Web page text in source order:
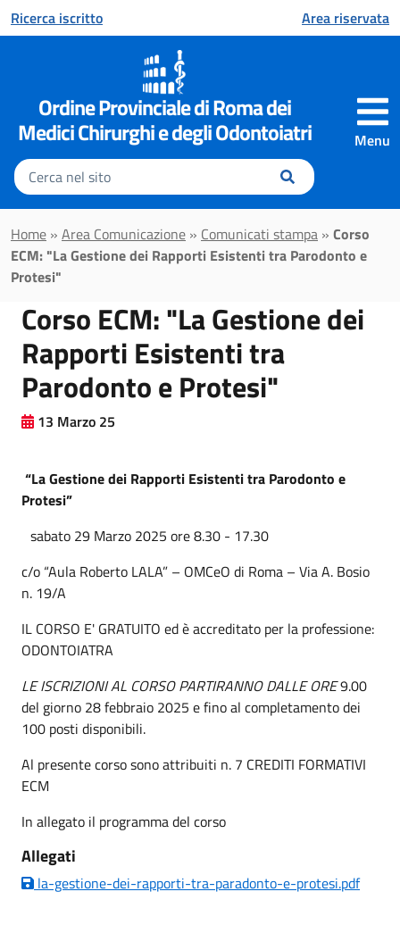
al contenuto principale
Ricerca iscritto Area riservata
Menu
Ordine Provinciale di Roma dei
Medici Chirurghi e degli Odontoiatri
Inserisci
il
testo
da
cercare
Home » Area Comunicazione » Comunicati stampa » Corso
ECM: "La Gestione dei Rapporti Esistenti tra Parodonto e
Protesi"
Corso ECM: "La Gestione dei
Rapporti Esistenti tra
Parodonto e Protesi"
13 Marzo 25
“La Gestione dei Rapporti Esistenti tra Parodonto e
Protesi”
sabato 29 Marzo 2025 ore 8.30 - 17.30
c/o “Aula Roberto LALA” – OMCeO di Roma – Via A. Bosio
n. 19/A
IL CORSO E' GRATUITO ed è accreditato per la professione:
ODONTOIATRA
LE ISCRIZIONI AL CORSO PARTIRANNO DALLE ORE9.00
del giorno 28 febbraio 2025 e fino al completamento dei
100 posti disponibili.
Al presente corso sono attribuiti n. 7 CREDITI FORMATIVI
ECM
In allegato il programma del corso
Allegati
la-gestione-dei-rapporti-tra-paradonto-e-protesi.pdf